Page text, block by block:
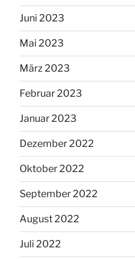
Juni 2023
Mai 2023
März 2023
Februar 2023
Januar 2023
Dezember 2022
Oktober 2022
September 2022
August 2022
Juli 2022